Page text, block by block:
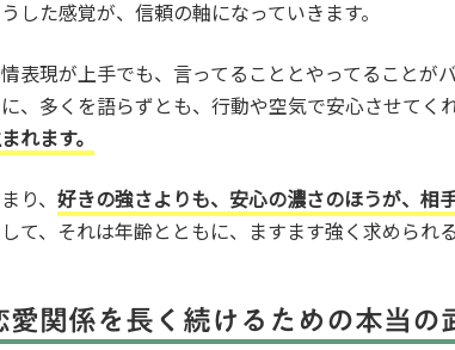
した感覚が、信頼の軸になっていきます。
表現が上手でも、言ってることとやってることが
、多くを語らずとも、行動や空気で安心させてく
れます。
り、 好きの強さよりも、安心の濃さのほうが、相
て、それは年齢とともに、ますます強く求められ
愛関係を長く続けるための本当の